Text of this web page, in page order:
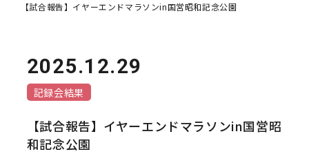
【試合報告】イヤーエンドマラソンin国営昭和記念公園
2025.12.29
記録会結果
【試合報告】イヤーエンドマラソンin国営昭
和記念公園